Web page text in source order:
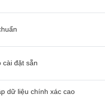
cài đặt sẵn
dữ liệu chính xác cao